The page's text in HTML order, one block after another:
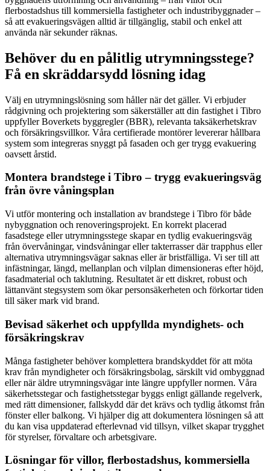
flerbostadshus till kommersiella fastigheter och industribyggnader –
så att evakueringsvägen alltid är tillgänglig, stabil och enkel att
använda när sekunder räknas.
Behöver du en pålitlig utrymningsstege?
Få en skräddarsydd lösning idag
Välj en utrymningslösning som håller när det gäller. Vi erbjuder
rådgivning och projektering som säkerställer att din fastighet i Tibro
uppfyller Boverkets byggregler (BBR), relevanta taksäkerhetskrav
och försäkringsvillkor. Våra certifierade montörer levererar hållbara
system som integreras snyggt på fasaden och ger trygg evakuering
oavsett årstid.
Montera brandstege i Tibro – trygg evakueringsväg
från övre våningsplan
Vi utför montering och installation av brandstege i Tibro för både
nybyggnation och renoveringsprojekt. En korrekt placerad
fasadstege eller utrymningsstege skapar en tydlig evakueringsväg
från övervåningar, vindsvåningar eller takterrasser där trapphus eller
alternativa utrymningsvägar saknas eller är bristfälliga. Vi ser till att
infästningar, längd, mellanplan och vilplan dimensioneras efter höjd,
fasadmaterial och taklutning. Resultatet är ett diskret, robust och
lättanvänt stegsystem som ökar personsäkerheten och förkortar tiden
till säker mark vid brand.
Bevisad säkerhet och uppfyllda myndighets- och
försäkringskrav
Många fastigheter behöver komplettera brandskyddet för att möta
krav från myndigheter och försäkringsbolag, särskilt vid ombyggnad
eller när äldre utrymningsvägar inte längre uppfyller normen. Våra
säkerhetsstegar och fastighetsstegar byggs enligt gällande regelverk,
med rätt dimensioner, fallskydd där det krävs och tydlig åtkomst från
fönster eller balkong. Vi hjälper dig att dokumentera lösningen så att
du kan visa uppdaterad efterlevnad vid tillsyn, vilket skapar trygghet
för styrelser, förvaltare och arbetsgivare.
Lösningar för villor, flerbostadshus, kommersiella